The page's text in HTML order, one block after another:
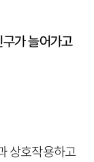
가 늘어가고
상호작용하고